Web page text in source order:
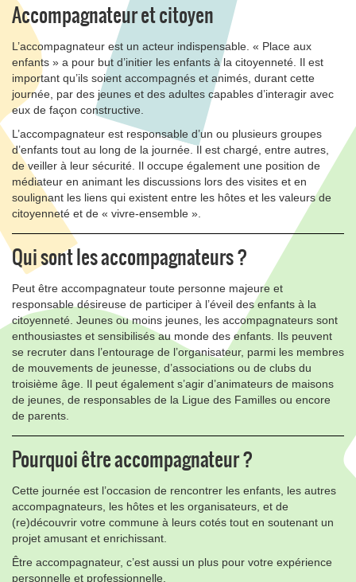
Accompagnateur et citoyen
L’accompagnateur est un acteur indispensable. « Place aux
enfants » a pour but d’initier les enfants à la citoyenneté. Il est
important qu’ils soient accompagnés et animés, durant cette
journée, par des jeunes et des adultes capables d’interagir avec
eux de façon constructive.
L’accompagnateur est responsable d’un ou plusieurs groupes
d’enfants tout au long de la journée. Il est chargé, entre autres,
de veiller à leur sécurité. Il occupe également une position de
médiateur en animant les discussions lors des visites et en
soulignant les liens qui existent entre les hôtes et les valeurs de
citoyenneté et de « vivre-ensemble ».
Qui sont les accompagnateurs ?
Peut être accompagnateur toute personne majeure et
responsable désireuse de participer à l’éveil des enfants à la
citoyenneté. Jeunes ou moins jeunes, les accompagnateurs sont
enthousiastes et sensibilisés au monde des enfants. Ils peuvent
se recruter dans l’entourage de l’organisateur, parmi les membres
de mouvements de jeunesse, d’associations ou de clubs du
troisième âge. Il peut également s’agir d’animateurs de maisons
de jeunes, de responsables de la Ligue des Familles ou encore
de parents.
Pourquoi être accompagnateur ?
Cette journée est l’occasion de rencontrer les enfants, les autres
accompagnateurs, les hôtes et les organisateurs, et de
(re)découvrir votre commune à leurs cotés tout en soutenant un
projet amusant et enrichissant.
Être accompagnateur, c’est aussi un plus pour votre expérience
personnelle et professionnelle.